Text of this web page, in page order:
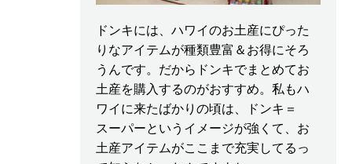
ドンキには、ハワイのお土産にぴった
りなアイテムが種類豊富＆お得にそろ
うんです。だからドンキでまとめてお
土産を購入するのがおすすめ。私もハ
ワイに来たばかりの頃は、ドンキ＝
スーパーというイメージが強くて、お
土産アイテムがここまで充実してるっ